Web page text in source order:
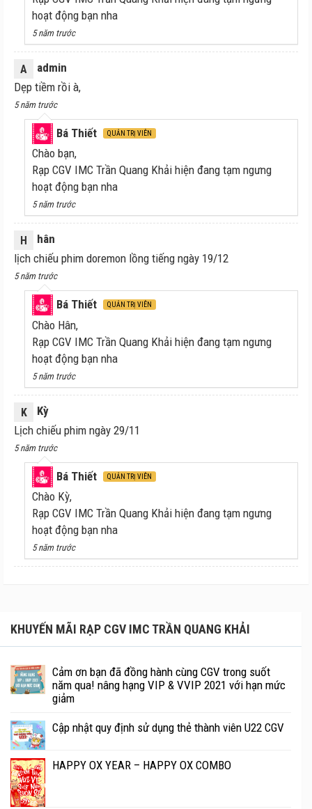
hoạt động bạn nha
5 năm trước
A
admin
Dẹp tiềm rồi à,
5 năm trước
Bá Thiết QUẢN TRỊ VIÊN
Chào bạn,
Rạp CGV IMC Trần Quang Khải hiện đang tạm ngưng
hoạt động bạn nha
5 năm trước
H
hân
lịch chiếu phim doremon lồng tiếng ngày 19/12
5 năm trước
Bá Thiết QUẢN TRỊ VIÊN
Chào Hân,
Rạp CGV IMC Trần Quang Khải hiện đang tạm ngưng
hoạt động bạn nha
5 năm trước
K
Kỳ
Lịch chiếu phim ngày 29/11
5 năm trước
Bá Thiết QUẢN TRỊ VIÊN
Chào Kỳ,
Rạp CGV IMC Trần Quang Khải hiện đang tạm ngưng
hoạt động bạn nha
5 năm trước
KHUYẾN MÃI RẠP CGV IMC TRẦN QUANG KHẢI
Cảm ơn bạn đã đồng hành cùng CGV trong suốt
năm qua! nâng hạng VIP & VVIP 2021 với hạn mức
giảm
Cập nhật quy định sử dụng thẻ thành viên U22 CGV
HAPPY OX YEAR – HAPPY OX COMBO